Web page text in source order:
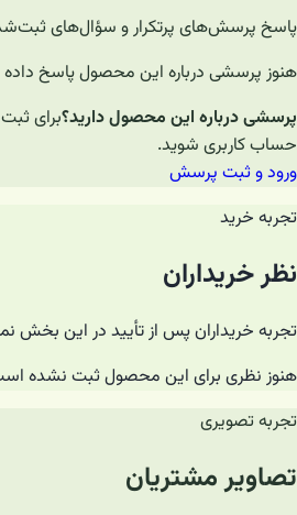
پاسخ پرسش‌های پرتکرار و سؤال‌های
هنوز پرسشی درباره این محصول پاسخ
پرسشی درباره این محصول دارید؟برای
حساب کاربری شوید.
ورود و ثبت پرسش
تجربه خرید
نظر خریداران
تجربه خریداران پس از تأیید در این بخش
هنوز نظری برای این محصول ثبت نشده
تجربه تصویری
تصاویر مشتریان